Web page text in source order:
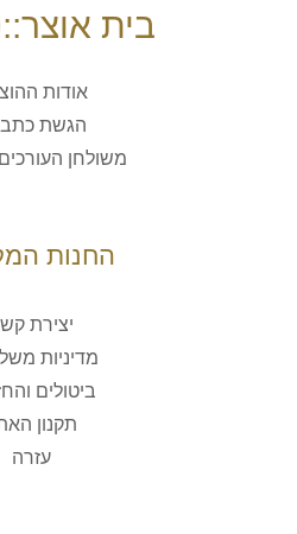
בית
אודות
הגשת
משולחן
החנות
יצירת
מדיניות
ביטולים
תקנון
עזרה